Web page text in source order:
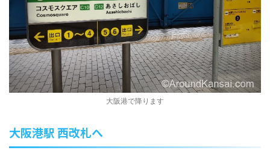
大阪港で降ります
大阪港駅 西改札へ